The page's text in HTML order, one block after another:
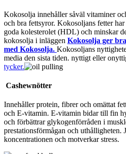
Kokosolja innehåller såväl vitaminer
och bra fettsyror. Kokosoljans fetter
goda kolesterolet (HDL) och minskar
kokosolja i inläggen Kokosolja ger
med Kokosolja. Kokosoljans
media den sista tiden. nyttigt eller
tycker.
Cashewnötter
Innehåller protein, fibrer och omättat
och E-vitamin. E-vitamin bidar till fin
och förbättrar glykogenförråden i
prestationsförmågan och uthålligheten.
koncentrationen och motverkar stress.